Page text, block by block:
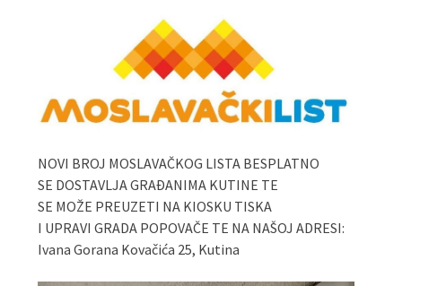
NOVI BROJ MOSLAVAČKOG LISTA BESPLATNO
SE DOSTAVLJA GRAĐANIMA KUTINE TE
SE MOŽE PREUZETI NA KIOSKU TISKA
I UPRAVI GRADA POPOVAČE TE NA NAŠOJ ADRESI:
Ivana Gorana Kovačića 25, Kutina